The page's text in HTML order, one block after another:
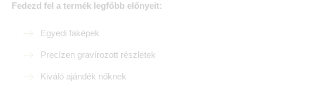
Fedezd fel a termék legfőbb előnyeit:
Egyedi faképek
Precízen gravírozott részletek
Kiváló ajándék nőknek